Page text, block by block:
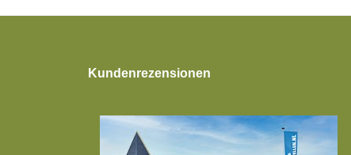
Kundenrezensionen